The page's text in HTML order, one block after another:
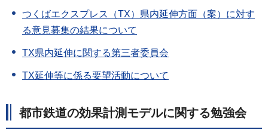
つくばエクスプレス（TX）県内延伸方面（案）に対す
る意見募集の結果について
TX県内延伸に関する第三者委員会
TX延伸等に係る要望活動について
都市鉄道の効果計測モデルに関する勉強会